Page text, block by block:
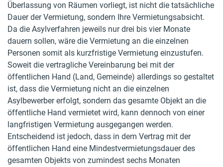
Überlassung von Räumen vorliegt, ist nicht die tatsächliche
Dauer der Vermietung, sondern Ihre Vermietungsabsicht.
Da die Asylverfahren jeweils nur drei bis vier Monate
dauern sollen, wäre die Vermietung an die einzelnen
Personen somit als kurzfristige Vermietung einzustufen.
Soweit die vertragliche Vereinbarung bei mit der
öffentlichen Hand (Land, Gemeinde) allerdings so gestaltet
ist, dass die Vermietung nicht an die einzelnen
Asylbewerber erfolgt, sondern das gesamte Objekt an die
öffentliche Hand vermietet wird, kann dennoch von einer
langfristigen Vermietung ausgegangen werden.
Entscheidend ist jedoch, dass in dem Vertrag mit der
öffentlichen Hand eine Mindestvermietungsdauer des
gesamten Objekts von zumindest sechs Monaten